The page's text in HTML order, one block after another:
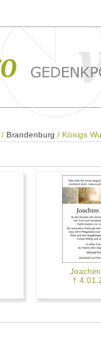
/ Brandenburg / Königs
†